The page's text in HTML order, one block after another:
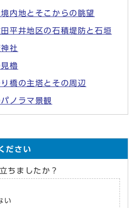
内地とそこからの眺望
平井地区の石積堤防と石垣
社
櫓
橋の主塔とその周辺
ノラマ景観
ださい
ちましたか？
い